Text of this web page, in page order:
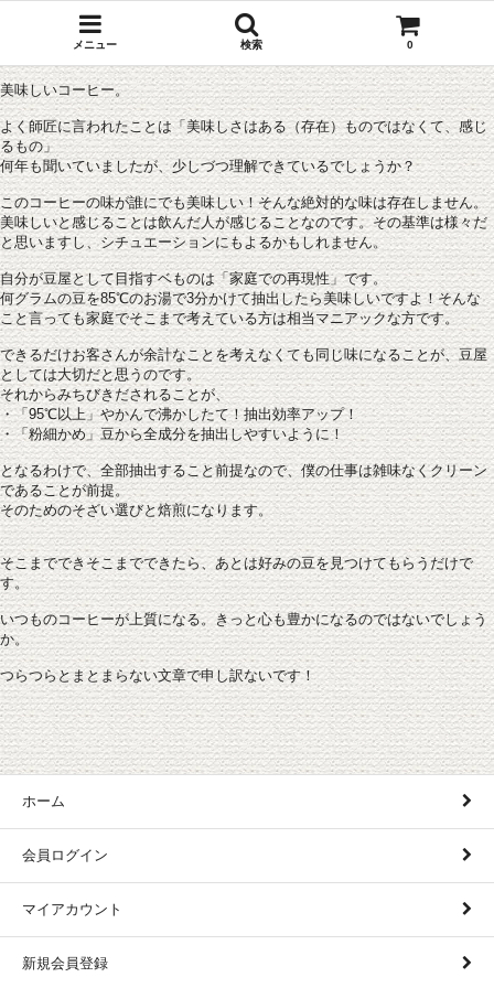
メニュー 検索 0
美味しいコーヒー。
よく師匠に言われたことは「美味しさはある（存在）ものではなくて、感じ
るもの」
何年も聞いていましたが、少しづつ理解できているでしょうか？
このコーヒーの味が誰にでも美味しい！そんな絶対的な味は存在しません。
美味しいと感じることは飲んだ人が感じることなのです。その基準は様々だ
と思いますし、シチュエーションにもよるかもしれません。
自分が豆屋として目指すベものは「家庭での再現性」です。
何グラムの豆を85℃のお湯で3分かけて抽出したら美味しいですよ！そんな
こと言っても家庭でそこまで考えている方は相当マニアックな方です。
できるだけお客さんが余計なことを考えなくても同じ味になることが、豆屋
としては大切だと思うのです。
それからみちびきだされることが、
・「95℃以上」やかんで沸かしたて！抽出効率アップ！
・「粉細かめ」豆から全成分を抽出しやすいように！
となるわけで、全部抽出すること前提なので、僕の仕事は雑味なくクリーン
であることが前提。
そのためのそざい選びと焙煎になります。
そこまでできそこまでできたら、あとは好みの豆を見つけてもらうだけで
す。
いつものコーヒーが上質になる。きっと心も豊かになるのではないでしょう
か。
つらつらとまとまらない文章で申し訳ないです！
ホーム
会員ログイン
マイアカウント
新規会員登録